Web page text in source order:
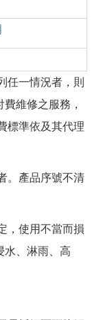
任一情況者，則
維修之服務，
標準依及其代理
。產品序號不清
，使用不當而損
水、淋雨、高